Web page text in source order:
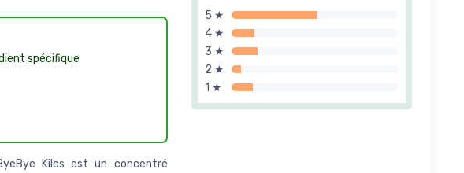
5 ★
4 ★
3 ★
2 ★
1 ★
spécifique
: ByeBye Kilos est un concentré